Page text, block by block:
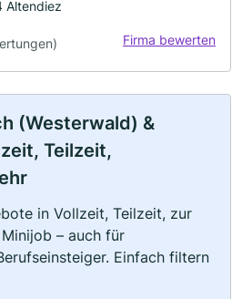
Altendiez
Firma bewerten
(Westerwald) &
Teilzeit,
in Vollzeit, Teilzeit, zur
– auch für
Einfach filtern